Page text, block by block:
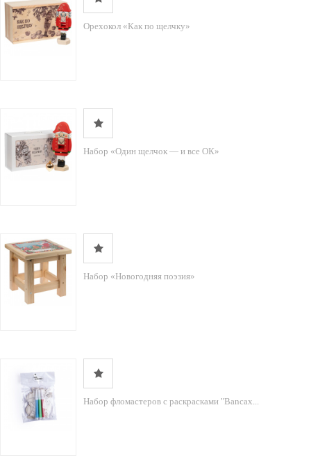
Орехокол «Как по щелчку»
Набор «Один щелчок — и все ОК»
Набор «Новогодняя поэзия»
Набор фломастеров с раскрасками "Bancax...